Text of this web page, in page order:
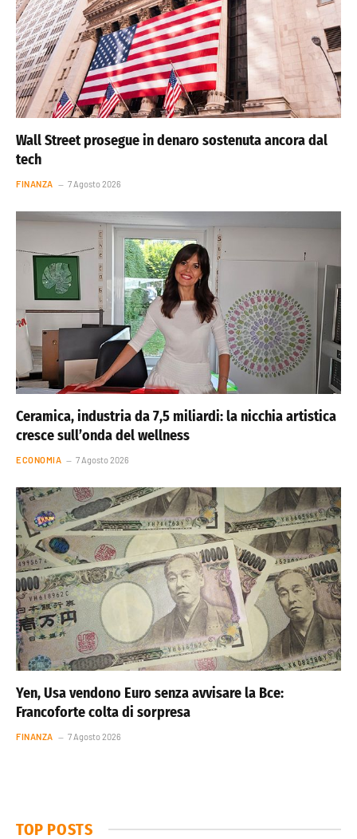
Wall Street prosegue in denaro sostenuta ancora dal
tech
FINANZA 7 Agosto 2026
Ceramica, industria da 7,5 miliardi: la nicchia artistica
cresce sull’onda del wellness
ECONOMIA 7 Agosto 2026
Yen, Usa vendono Euro senza avvisare la Bce:
Francoforte colta di sorpresa
FINANZA 7 Agosto 2026
TOP POSTS